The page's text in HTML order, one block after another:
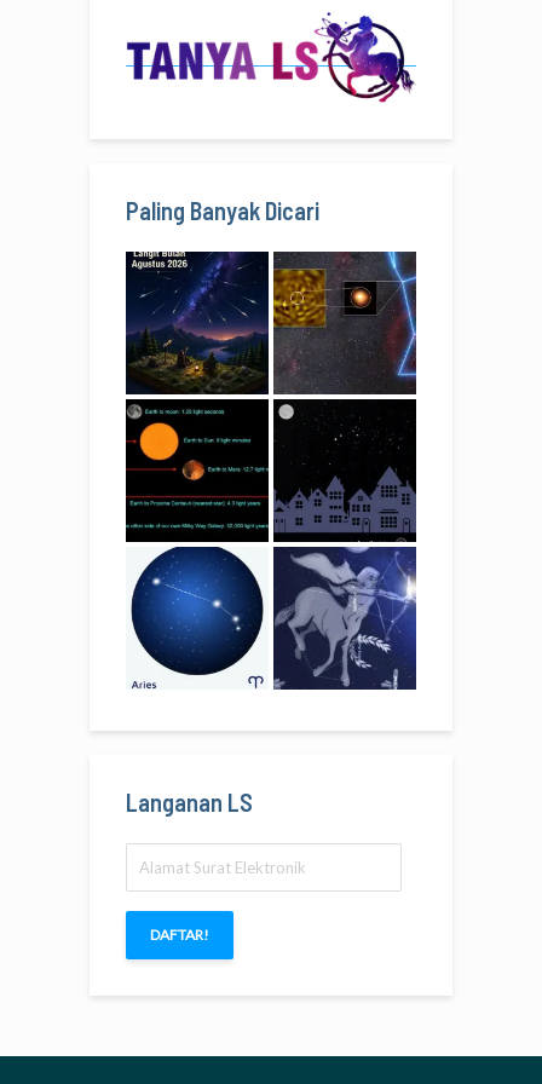
Paling Banyak Dicari
Langanan LS
Surat
Elektronik
DAFTAR!